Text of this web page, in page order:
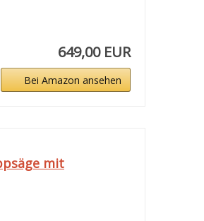
649,00 EUR
Bei Amazon ansehen
mit